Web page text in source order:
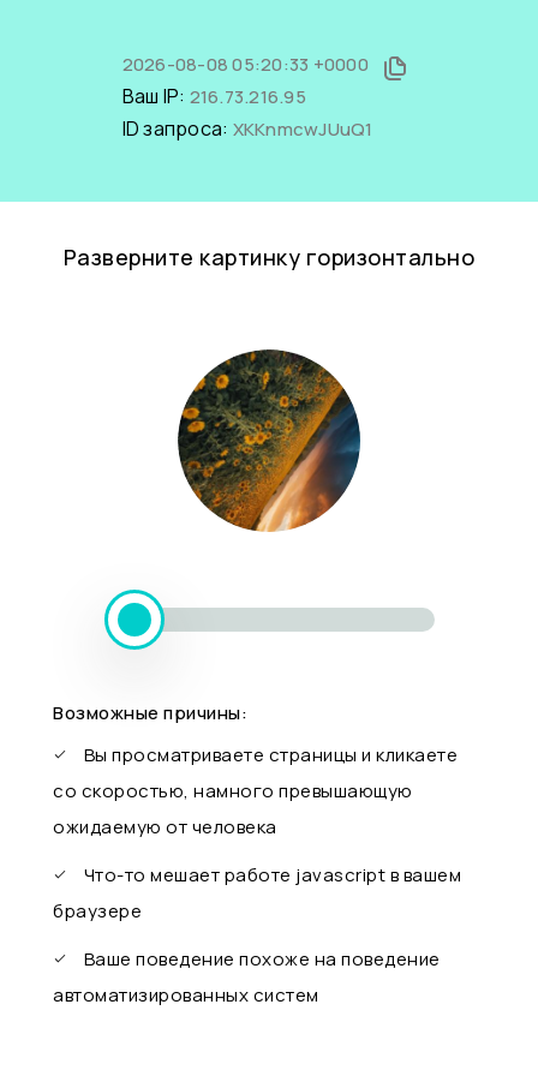
2026-08-08 05:20:33 +0000
Ваш IP: 216.73.216.95
ID запроса: XKKnmcwJUuQ1
Разверните картинку горизонтально
Возможные причины:
Вы просматриваете страницы и кликаете
со скоростью, намного превышающую
ожидаемую от человека
Что-то мешает работе javascript в вашем
браузере
Ваше поведение похоже на поведение
автоматизированных систем